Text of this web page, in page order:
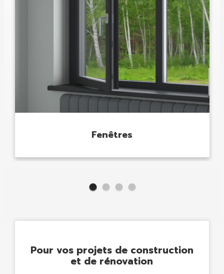
Fenêtres
Pour vos projets de construction
et de rénovation